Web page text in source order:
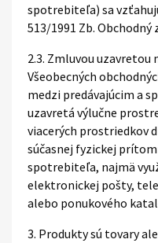
spotrebiteľa) sa
513/1991 Zb.
2.3. Zmluvou uzavretou
Všeobecných
medzi predávajúcim a
uzavretá výlučne
viacerých prostriedkov
súčasnej fyzickej
spotrebiteľa, najmä
elektronickej pošty,
alebo ponukového
3. Produkty sú tovary